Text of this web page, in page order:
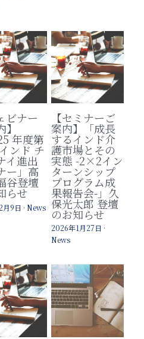
ビナー
年度第
ンド チ
イ進出
ー」高
谷登壇
らせ
月9日 ·News
【セミナーご
案内】「成長
するインド介
護市場とその
実態 -2×2イン
ターンシップ
プログラム成
果報告会-」久
保光太郎 登壇
のお知らせ
2026年1月27日 ·
News